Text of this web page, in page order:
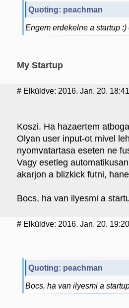
Quoting: peachman
Engem erdekelne a startup
My Startup
# Elküldve: 2016. Jan. 20. 18:41
Koszi. Ha hazaertem
Olyan user input-ot mivel
nyomvatartasa eseten ne
Vagy esetleg
akarjon a blizkick futni,
Bocs, ha van ilyesmi a
# Elküldve: 2016. Jan. 20. 19:20
Quoting: peachman
Bocs, ha van ilyesmi a